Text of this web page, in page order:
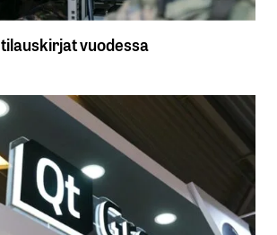
vuodessa